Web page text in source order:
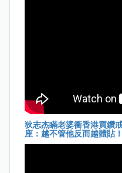
狄志杰瞞老婆衝香港買鑽
座：越不管他反而越體貼！